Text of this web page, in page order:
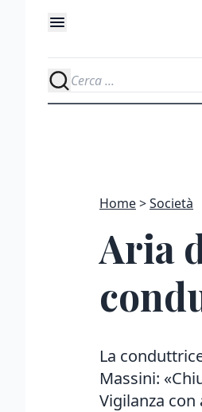
Home Società
Aria
La
Massini:
Vigilanza con